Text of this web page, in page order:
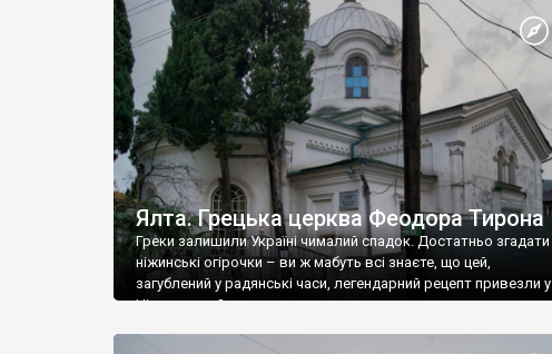
Херсонесі Володимир-язичник, став Василем-
християнином. А потім було Хрещення Русі. На честь
Херсонесу Таврійського названо місто […]
Ялта. Грецька церква Феодора Тирона
Греки залишили Україні чималий спадок. Достатньо згадати
ніжинські огірочки – ви ж мабуть всі знаєте, що цей,
загублений у радянські часи, легендарний рецепт привезли у
Ніжин греки?